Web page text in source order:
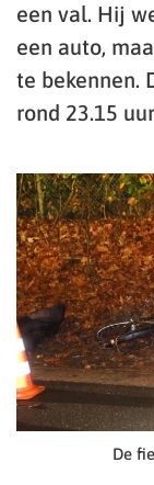
een val. Hij
een auto,
te bekennen.
rond 23.15
De